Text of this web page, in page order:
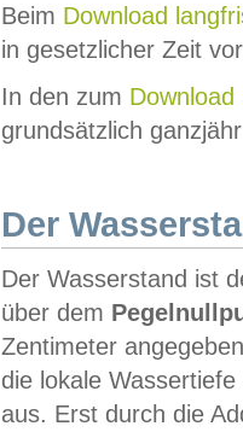
Beim Download
in gesetzlicher Zeit
In den zum Download
grundsätzlich
Der
Der Wasserstand ist
über dem
Zentimeter
die lokale
aus. Erst durch die